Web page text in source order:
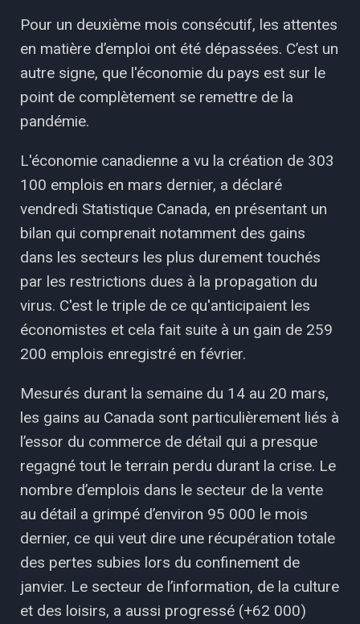
Pour un deuxième mois consécutif, les attentes
en matière d’emploi ont été dépassées. C’est un
autre signe, que l'économie du pays est sur le
point de complètement se remettre de la
pandémie.
L'économie canadienne a vu la création de 303
100 emplois en mars dernier, a déclaré
vendredi Statistique Canada, en présentant un
bilan qui comprenait notamment des gains
dans les secteurs les plus durement touchés
par les restrictions dues à la propagation du
virus. C'est le triple de ce qu'anticipaient les
économistes et cela fait suite à un gain de 259
200 emplois enregistré en février.
Mesurés durant la semaine du 14 au 20 mars,
les gains au Canada sont particulièrement liés à
l’essor du commerce de détail qui a presque
regagné tout le terrain perdu durant la crise. Le
nombre d’emplois dans le secteur de la vente
au détail a grimpé d’environ 95 000 le mois
dernier, ce qui veut dire une récupération totale
des pertes subies lors du confinement de
janvier. Le secteur de l’information, de la culture
et des loisirs, a aussi progressé (+62 000)